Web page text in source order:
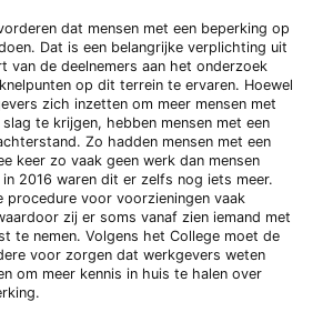
dat mensen met een beperking op
Dat is een belangrijke verplichting uit
van de deelnemers aan het onderzoek
op dit terrein te ervaren. Hoewel
zich inzetten om meer mensen met
te krijgen, hebben mensen met een
Zo hadden mensen met een
keer zo vaak geen werk dan mensen
2016 waren dit er zelfs nog iets meer.
procedure voor voorzieningen vaak
zij er soms vanaf zien iemand met
te nemen. Volgens het College moet de
voor zorgen dat werkgevers weten
om meer kennis in huis te halen over